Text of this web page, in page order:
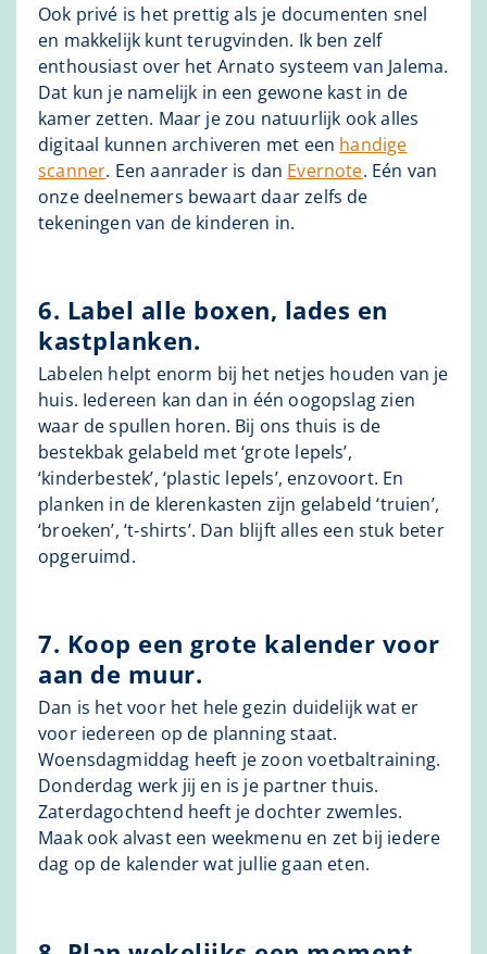
Ook privé is het prettig als je documenten snel
en makkelijk kunt terugvinden. Ik ben zelf
enthousiast over het Arnato systeem van Jalema.
Dat kun je namelijk in een gewone kast in de
kamer zetten. Maar je zou natuurlijk ook alles
digitaal kunnen archiveren met een handige
scanner. Een aanrader is dan Evernote. Eén van
onze deelnemers bewaart daar zelfs de
tekeningen van de kinderen in.
6. Label alle boxen, lades en
kastplanken.
Labelen helpt enorm bij het netjes houden van je
huis. Iedereen kan dan in één oogopslag zien
waar de spullen horen. Bij ons thuis is de
bestekbak gelabeld met ‘grote lepels’,
‘kinderbestek’, ‘plastic lepels’, enzovoort. En
planken in de klerenkasten zijn gelabeld ‘truien’,
‘broeken’, ‘t-shirts’. Dan blijft alles een stuk beter
opgeruimd.
7. Koop een grote kalender voor
aan de muur.
Dan is het voor het hele gezin duidelijk wat er
voor iedereen op de planning staat.
Woensdagmiddag heeft je zoon voetbaltraining.
Donderdag werk jij en is je partner thuis.
Zaterdagochtend heeft je dochter zwemles.
Maak ook alvast een weekmenu en zet bij iedere
dag op de kalender wat jullie gaan eten.